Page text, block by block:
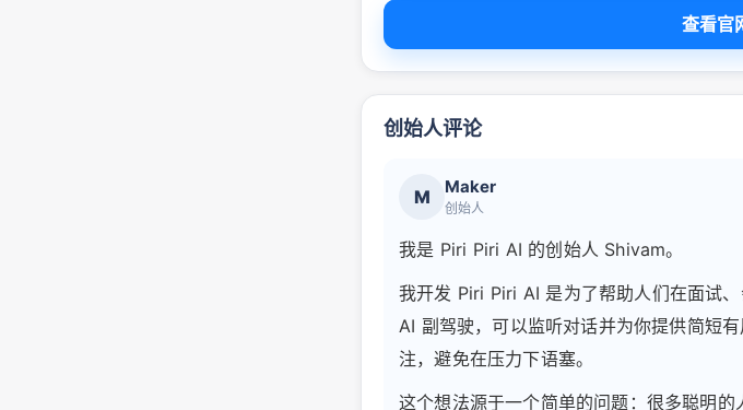
查看官
创始人评论
M Maker
创始人
我是 Piri Piri AI 的创始人 Shivam。
我开发 Piri Piri AI 是为了帮助人们在面试
AI 副驾驶，可以监听对话并为你提供简短
注，避免在压力下语塞。
这个想法源于一个简单的问题：很多聪明